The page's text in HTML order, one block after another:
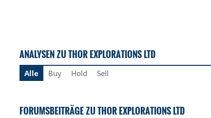
ANALYSEN ZU THOR EXPLORATIONS LTD
Alle Buy Hold Sell
FORUMSBEITRÄGE ZU THOR EXPLORATIONS LTD